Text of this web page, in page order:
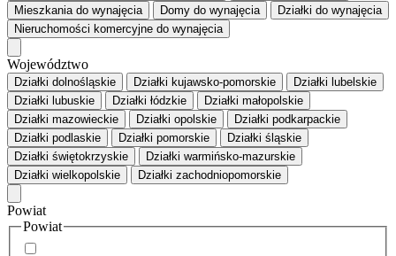
Mieszkaniado wynajęcia Domy do wynajęcia Działki do wynajęcia
Nieruchomości komercyjne do wynajęcia
Województwo
Działki dolnośląskie Działki kujawsko-pomorskie
Działki lubelskie
Działki lubuskie
Działki łódzkie
Działki małopolskie
Działki mazowieckie
Działki opolskie
Działki podkarpackie
Działki podlaskie
Działki pomorskie
Działki śląskie
Działki świętokrzyskie
Działki warmińsko-mazurskie
Działki wielkopolskie
Działki zachodniopomorskie
Powiat
Powiat